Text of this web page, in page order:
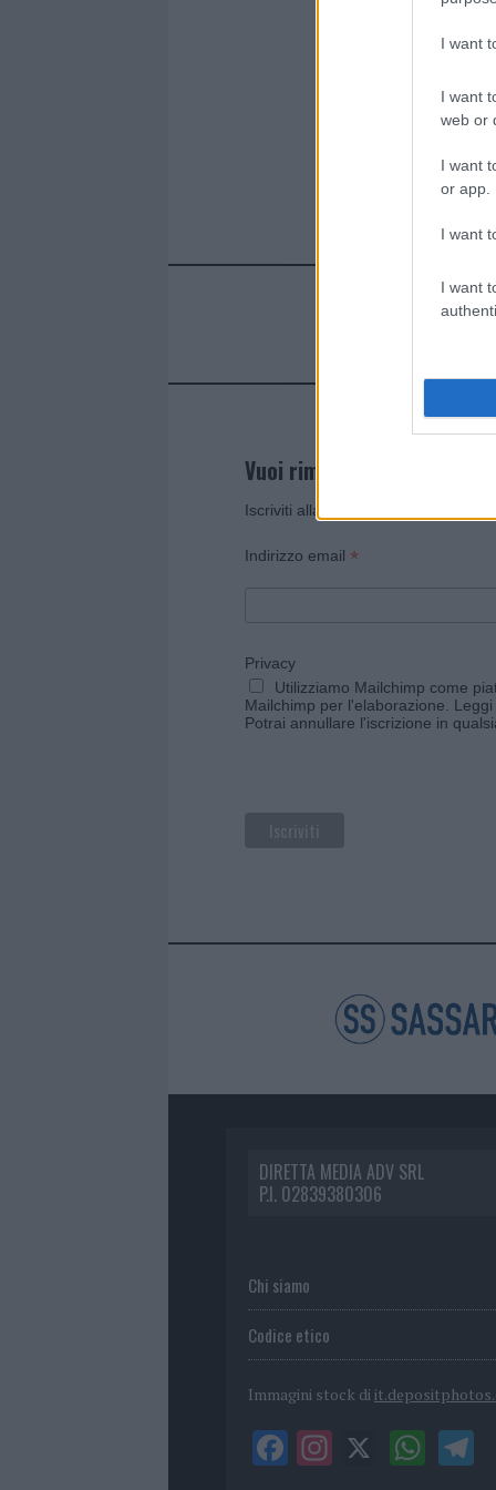
I want
I want
web or
I want
or app.
I want
I want
Vuoi rimanere sempre
Iscriviti alla newsletter di Gallura
Indirizzo email *
Privacy
Utilizziamo Mailchimp come
Mailchimp per l'elaborazione.
Potrai annullare l'iscrizione in
DIRETTA MEDIA ADV SRL
P.I. 02839380306
Chi siamo
Codice etico
Immagini stock di